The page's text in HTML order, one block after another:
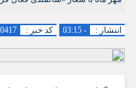
مرا به خاطر بسپار
انتشار : - 03:15 کد خبر :